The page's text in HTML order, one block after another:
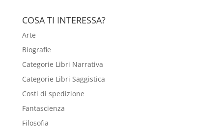
COSA TI INTERESSA?
Arte
Biografie
Categorie Libri Narrativa
Categorie Libri Saggistica
Costi di spedizione
Fantascienza
Filosofia